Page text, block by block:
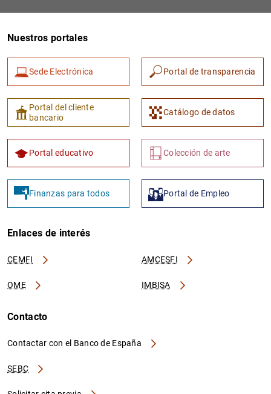
Nuestros portales
Sede Electrónica Portal de transparencia
Portal del cliente
bancario
Catálogo de datos
Portal educativo Colección de arte
Finanzas para todos Portal de Empleo
Enlaces de interés
CEMFI AMCESFI
OME IMBISA
Contacto
Contactar con el Banco de España
SEBC